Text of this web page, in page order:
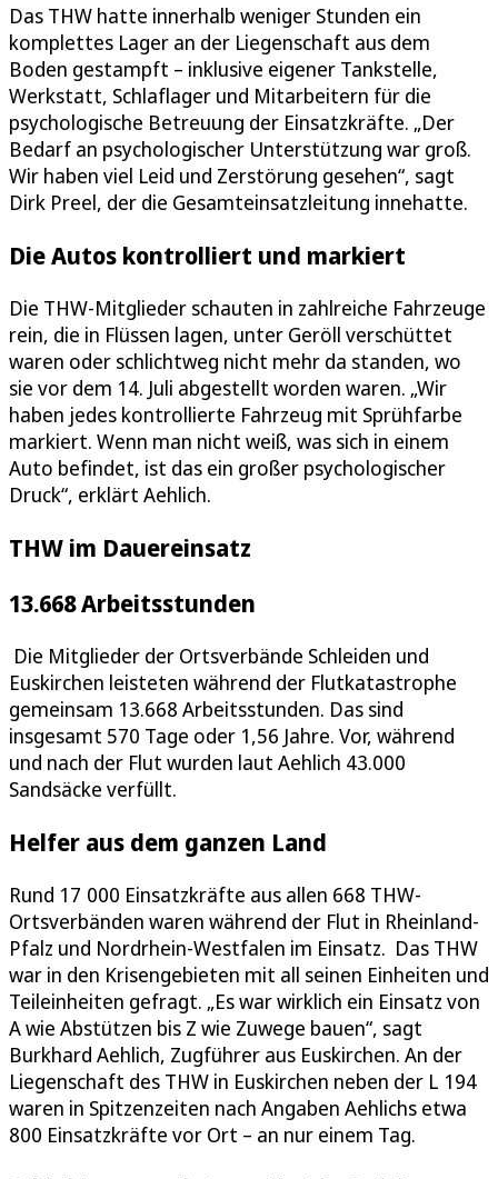
Das THW hatte innerhalb weniger Stunden ein
komplettes Lager an der Liegenschaft aus dem
Boden gestampft – inklusive eigener Tankstelle,
Werkstatt, Schlaflager und Mitarbeitern für die
psychologische Betreuung der Einsatzkräfte. „Der
Bedarf an psychologischer Unterstützung war groß.
Wir haben viel Leid und Zerstörung gesehen“, sagt
Dirk Preel, der die Gesamteinsatzleitung innehatte.
Die Autos kontrolliert und markiert
Die THW-Mitglieder schauten in zahlreiche Fahrzeuge
rein, die in Flüssen lagen, unter Geröll verschüttet
waren oder schlichtweg nicht mehr da standen, wo
sie vor dem 14. Juli abgestellt worden waren. „Wir
haben jedes kontrollierte Fahrzeug mit Sprühfarbe
markiert. Wenn man nicht weiß, was sich in einem
Auto befindet, ist das ein großer psychologischer
Druck“, erklärt Aehlich.
THW im Dauereinsatz
13.668 Arbeitsstunden
Die Mitglieder der Ortsverbände Schleiden und
Euskirchen leisteten während der Flutkatastrophe
gemeinsam 13.668 Arbeitsstunden. Das sind
insgesamt 570 Tage oder 1,56 Jahre. Vor, während
und nach der Flut wurden laut Aehlich 43.000
Sandsäcke verfüllt.
Helfer aus dem ganzen Land
Rund 17 000 Einsatzkräfte aus allen 668 THW-
Ortsverbänden waren während der Flut in Rheinland-
Pfalz und Nordrhein-Westfalen im Einsatz. Das THW
war in den Krisengebieten mit all seinen Einheiten und
Teileinheiten gefragt. „Es war wirklich ein Einsatz von
A wie Abstützen bis Z wie Zuwege bauen“, sagt
Burkhard Aehlich, Zugführer aus Euskirchen. An der
Liegenschaft des THW in Euskirchen neben der L 194
waren in Spitzenzeiten nach Angaben Aehlichs etwa
800 Einsatzkräfte vor Ort – an nur einem Tag.